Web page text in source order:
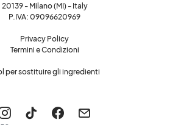
20139 - Milano (MI) - Italy
P.IVA: 09096620969
Privacy Policy
Termini e Condizioni
per sostituire gli ingredienti